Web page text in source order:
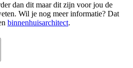
dan dit maar dit zijn voor jou de
Wil je nog meer informatie? Dat
binnenhuisarchitect.